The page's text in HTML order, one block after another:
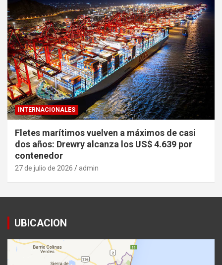
INTERNACIONALES
Fletes marítimos vuelven a máximos de casi
dos años: Drewry alcanza los US$ 4.639 por
contenedor
27 de julio de 2026 admin
UBICACION